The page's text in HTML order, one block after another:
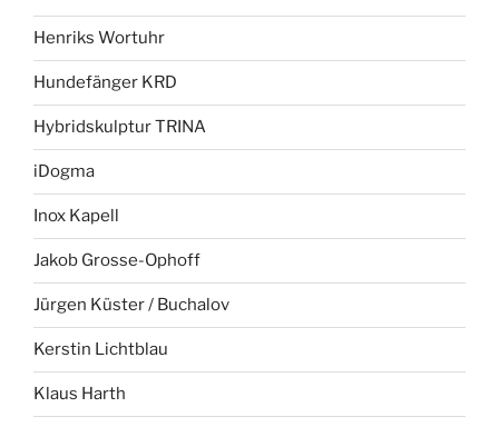
Henriks Wortuhr
Hundefänger KRD
Hybridskulptur TRINA
iDogma
Inox Kapell
Jakob Grosse-Ophoff
Jürgen Küster / Buchalov
Kerstin Lichtblau
Klaus Harth